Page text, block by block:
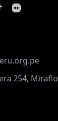
254,